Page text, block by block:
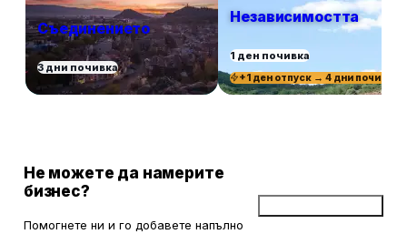
Съединението
3 дни почивка
Независимостта
1 ден почивка
+1 ден отпуск → 4 дни почивка
Не можете да намерите
бизнес?
Помогнете ни и го добавете напълно